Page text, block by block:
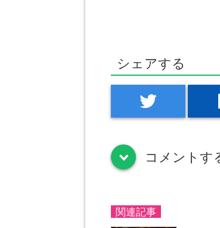
シェアする
twitter
down コメントす
関連記事